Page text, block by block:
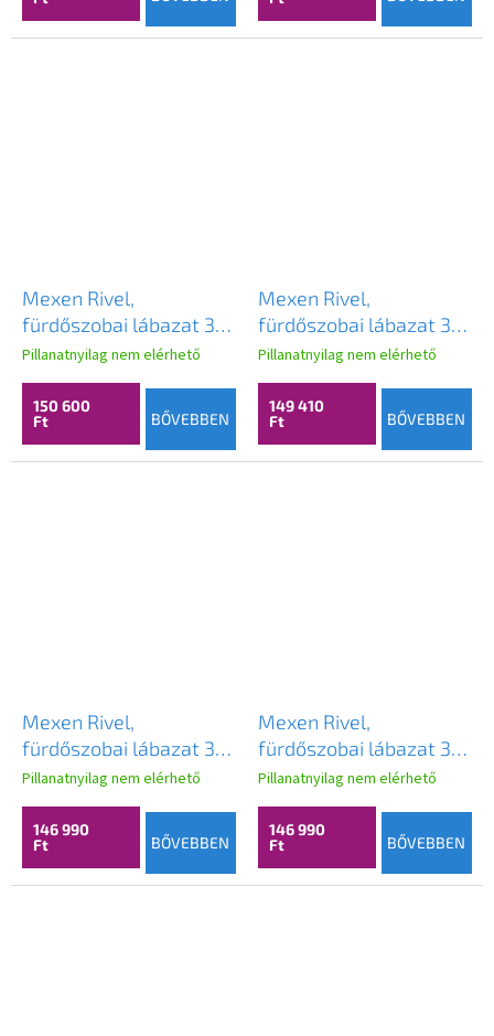
Mexen Rivel,
fürdőszobai lábazat 35
cm, 2 ajtós, hornyolt,
grafit matt, 91A21-
03016-2-BF66
Pillanatnyilag nem elérhető
150 600
Ft
BŐVEBBEN
Mexen Rivel,
fürdőszobai lábazat 35
cm, 2 ajtós, hornyolt,
matt fehér, 91A21-
03016-2-BF01
Pillanatnyilag nem elérhető
149 410
Ft
BŐVEBBEN
Mexen Rivel,
fürdőszobai lábazat 35
cm, 1 ajtó, hornyokkal,
matt szürke, 91A21-
03016-1-BF62
Pillanatnyilag nem elérhető
146 990
Ft
BŐVEBBEN
Mexen Rivel,
fürdőszobai lábazat 35
cm, 1 ajtó, hornyokkal,
grafit matt, 91A21-
03016-1-BF66
Pillanatnyilag nem elérhető
146 990
Ft
BŐVEBBEN